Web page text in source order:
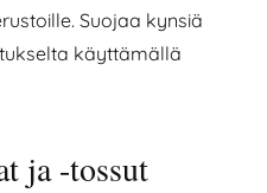
Suojaa kynsiä
käyttämällä
ja -tossut